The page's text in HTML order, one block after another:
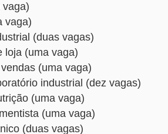
vaga)
vaga)
(duas vagas)
loja (uma vaga)
(uma vaga)
industrial (dez vagas)
(uma vaga)
(uma vaga)
(duas vagas)